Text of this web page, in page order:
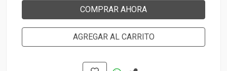
COMPRAR AHORA
AGREGAR AL CARRITO